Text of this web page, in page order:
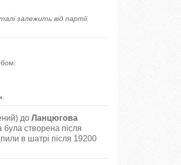
залежить від партії.
.
до Ланцюгова
створена після
в шатрі після 19200